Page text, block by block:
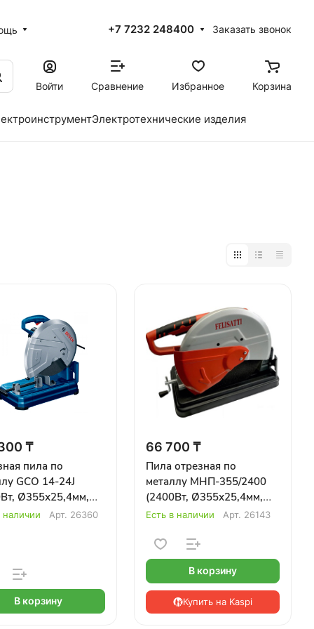
+7 7232 248400 Заказать звонок
Войти
Сравнение Избранное Корзина
Электротехнические изделия
₸
пила по
GCO 14-24J
Ø355х25,4мм,
мин, плавный
наличии Арт. 26360
В корзину
66 700 ₸
Пила отрезная по
металлу МНП-355/2400
(2400Вт, Ø355х25,4мм,
3700 об/мин., 18кг)
Есть в наличии Арт. 26143
В корзину
Купить на Kaspi